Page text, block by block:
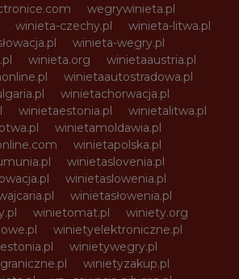
wegrywinieta.pl
winieta-czechy.pl
winieta-litwa.pl
winieta-wegry.pl
winieta.org
winietaaustria.pl
winietaautostradowa.pl
winietachorwacja.pl
winietaestonia.pl
winietalitwa.pl
winietamoldawia.pl
winietapolska.pl
winietaslovenia.pl
winietaslowenia.pl
winietasłowenia.pl
winietomat.pl
winiety.org
winietyelektroniczne.pl
winietywegry.pl
winietyzakup.pl